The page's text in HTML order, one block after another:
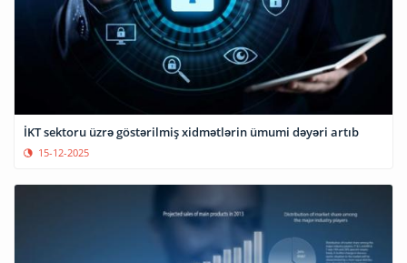
İKT sektoru üzrə göstərilmiş xidmətlərin ümumi dəyəri artıb
15-12-2025